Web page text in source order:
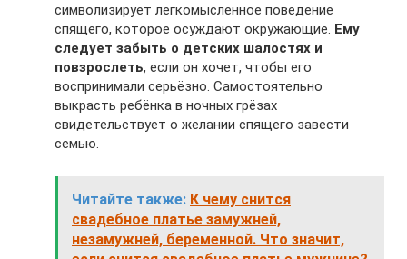
символизирует легкомысленное поведение
спящего, которое осуждают окружающие. Ему
следует забыть о детских шалостях и
повзрослеть, если он хочет, чтобы его
воспринимали серьёзно. Самостоятельно
выкрасть ребёнка в ночных грёзах
свидетельствует о желании спящего завести
семью.
Читайте также: К чему снится
свадебное платье замужней,
незамужней, беременной. Что значит,